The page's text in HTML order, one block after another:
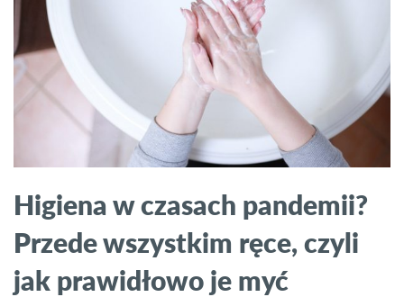
Higiena w czasach pandemii?
Przede wszystkim ręce, czyli
jak prawidłowo je myć